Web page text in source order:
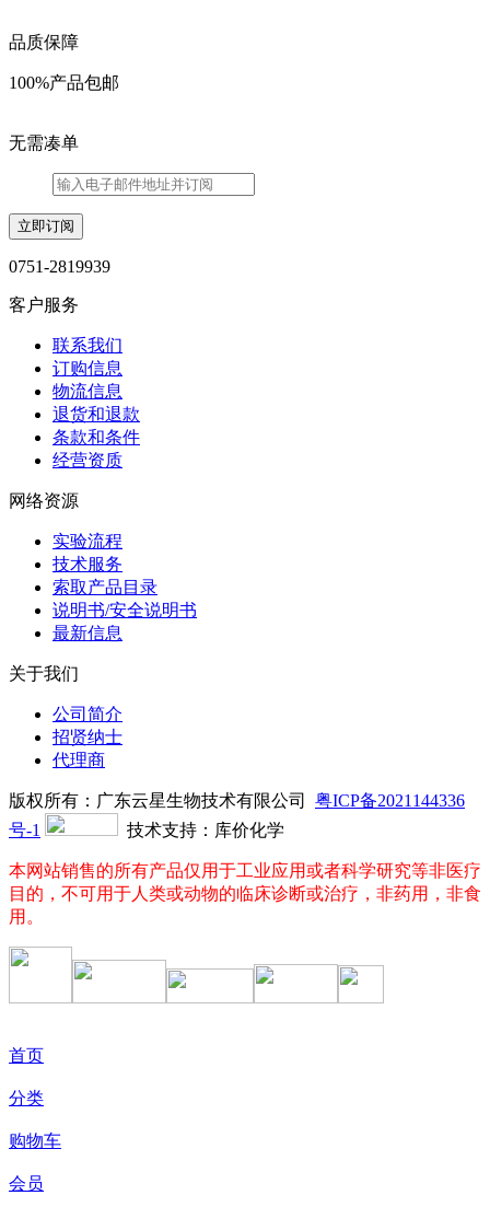
品质保障
100%产品包邮
无需凑单
0751-2819939
客户服务
联系我们
订购信息
物流信息
退货和退款
条款和条件
经营资质
网络资源
实验流程
技术服务
索取产品目录
说明书/安全说明书
最新信息
关于我们
公司简介
招贤纳士
代理商
版权所有：广东云星生物技术有限公司 粤ICP备2021144336
号-1
技术支持：库价化学
本网站销售的所有产品仅用于工业应用或者科学研究等非医疗
目的，不可用于人类或动物的临床诊断或治疗，非药用，非食
用。
首页
分类
购物车
会员